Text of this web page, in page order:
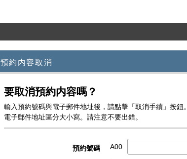
預約内容取消
要取消預約内容嗎？
輸入預約號碼與電子郵件地址後，請點擊「取消手續」按鈕。
電子郵件地址區分大小寫。請注意不要出錯。
預約號碼 A00